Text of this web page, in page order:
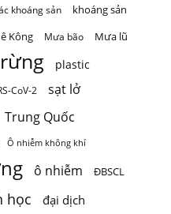
khoáng sản khoáng sản
Kông Mưa bão Mưa lũ
plastic
CoV-2 sạt lở
Trung Quốc
Ô nhiễm không khí
ô nhiễm ĐBSCL
học đại dịch